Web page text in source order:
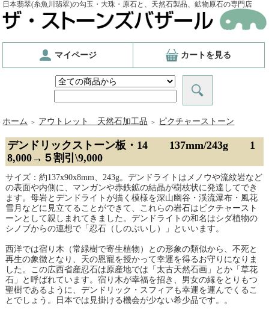
日本翡翠(糸魚川翡翠)の勾玉・大珠・原石と、天然石製品、鉱物原石の専門店
マイページ カートを見る
ホーム ＞ アウトレット 天然石加工品 ＞ ピクチャーストーン
デンドリックストーン板・14 137mm/243g 1
8,000→５割引\9,000
サイズ：約137x90x8mm、243g。デンドライトはメノウや流紋岩など
の表面や内側に、マンガンや赤鉄鉱の結晶が樹枝状に発達してでき
ます。母岩とデンドライトが描く模様を深山幽谷・渓流瀑布・風花
雪月などに見立てることができて、これらの岩石はピクチャースト
ーンとして親しまれてきました。デンドライトの和名はシダ植物の
シノブからの連想で「忍石（しのぶいし）」といいます。
西洋では宿り木（常緑樹で寄生植物）との形象の類似から、不死と
再生の象徴となり、天の恩寵を授かって幸運を得るお守りになりま
した。この広西省産忍石は原産地では「太古天然石画」とか「草花
石」と呼ばれています。宿り木が幸福を招き、男女の縁をとりもつ
聖樹であるように、デンドリック・スフィアも幸運を運んでくるこ
とでしょう。日本では見掛ける機会が少ない希少品です。。